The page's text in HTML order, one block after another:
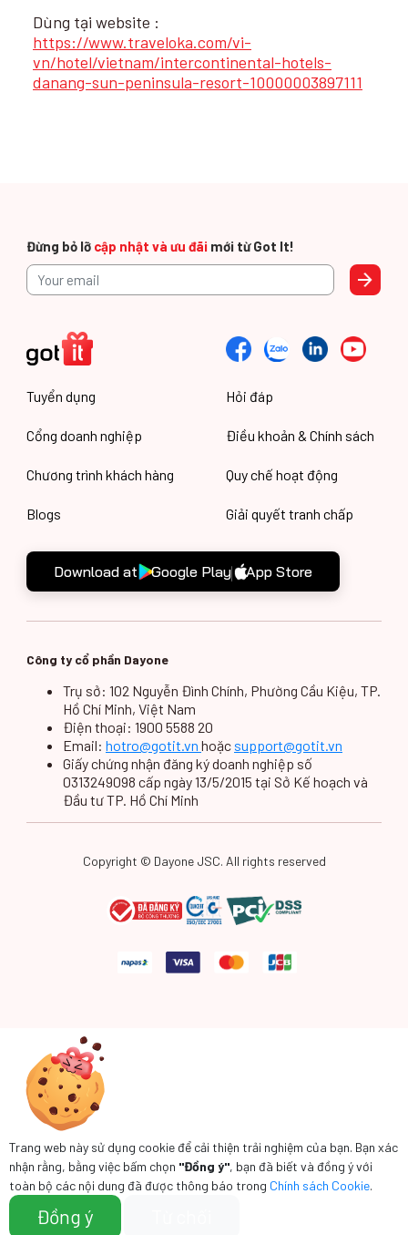
Dùng tại website :
https://www.traveloka.com/vi-
vn/hotel/vietnam/intercontinental-hotels-
danang-sun-peninsula-resort-10000003897111
Đừng bỏ lỡ cập nhật và ưu đãi mới từ Got It!
Tuyển dụng
Cổng doanh nghiệp
Chương trình khách hàng
Blogs
Hỏi đáp
Điều khoản & Chính sách
Quy chế hoạt động
Giải quyết tranh chấp
Download at Google Play App Store
Công ty cổ phần Dayone
Trụ sở: 102 Nguyễn Đình Chính, Phường Cầu Kiệu, TP.
Hồ Chí Minh, Việt Nam
Điện thoại: 1900 5588 20
Email: hotro@gotit.vn hoặc support@gotit.vn
Giấy chứng nhận đăng ký doanh nghiệp số
0313249098 cấp ngày 13/5/2015 tại Sở Kế hoạch và
Đầu tư TP. Hồ Chí Minh
Copyright © Dayone JSC. All rights reserved
Trang web này sử dụng cookie để cải thiện trải nghiệm của bạn. Bạn xác
nhận rằng, bằng việc bấm chọn "Đồng ý", bạn đã biết và đồng ý với
toàn bộ các nội dung đã được thông báo trong Chính sách Cookie.
Đồng ý